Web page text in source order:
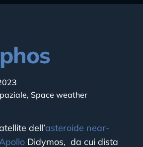
, Space weather
dell’asteroide near-
Didymos, da cui dista